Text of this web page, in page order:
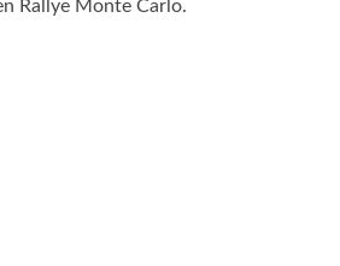
Rallye Monte Carlo.